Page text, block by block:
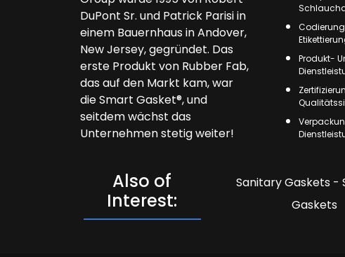
DuPont Sr. und Patrick Parisi in
einem Bauernhaus in Andover,
New Jersey, gegründet. Das
erste Produkt von Rubber Fab,
das auf den Markt kam, war
die Smart Gasket®, und
seitdem wächst das
Unternehmen stetig weiter!
Produkt-
Also of
Interest:
Sanitary Gaskets -
Gaskets